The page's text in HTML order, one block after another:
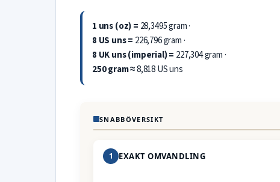
1 uns (oz) = 28,3495 gram ·
8 US uns = 226,796 gram ·
8 UK uns (imperial) = 227,304 gram ·
250 gram ≈8,818 US uns
SNABBÖVERSIKT
1 EXAKT OMVANDLING